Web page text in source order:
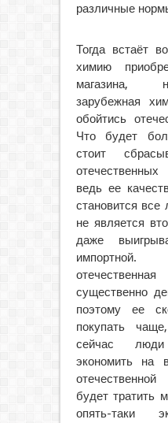
различные
Тогда встаёт
химию
магазина,
зарубежная
обойтись
Что будет
стоит
ведь ее
становится
не является
даже
существенно
поэтому ее
покупать
сейчас
экономить на
будет тратить
опять-таки